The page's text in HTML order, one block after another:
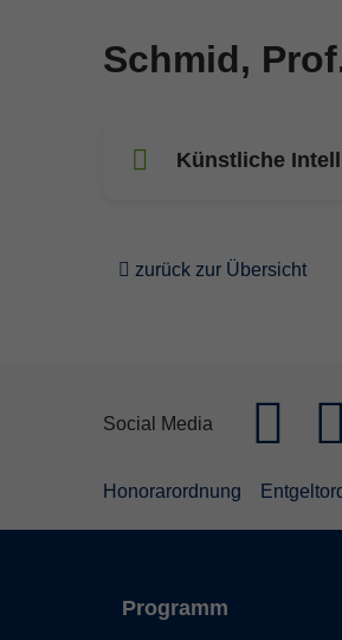
Schmid, Prof.
Künstliche
zurück zur Übersicht
Social Media
Honorarordnung
Programm